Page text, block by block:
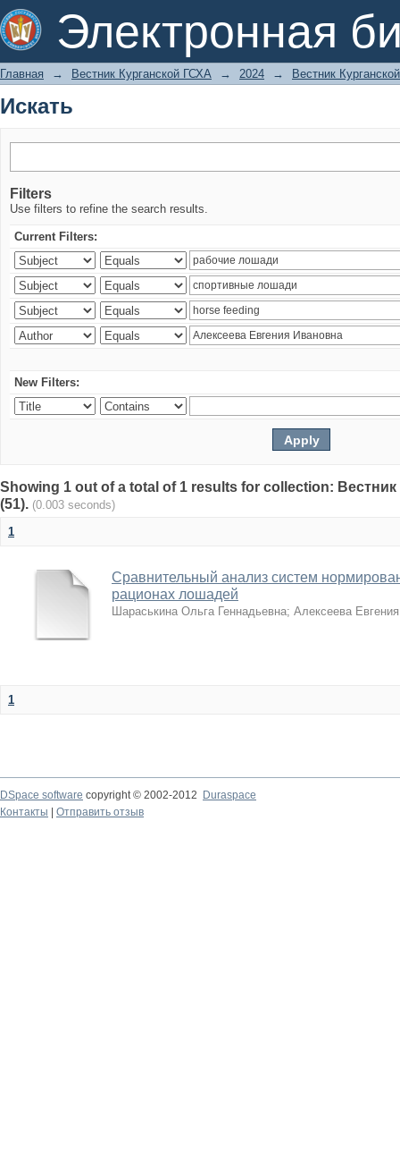
Электронная
Искать
Главная → Вестник Курганской ГСХА → 2024 → Вестник
Искать
Filters
Use filters to refine the search results.
Current Filters:
New Filters:
Showing 1 out of a total of 1 results for collection:
(51). (0.003 seconds)
1
Сравнительный анализ систем
рационах лошадей
Шараськина Ольга Геннадьевна; Алексеева
1
DSpace software copyright © 2002-2012
Duraspace
Контакты
Отправить отзыв